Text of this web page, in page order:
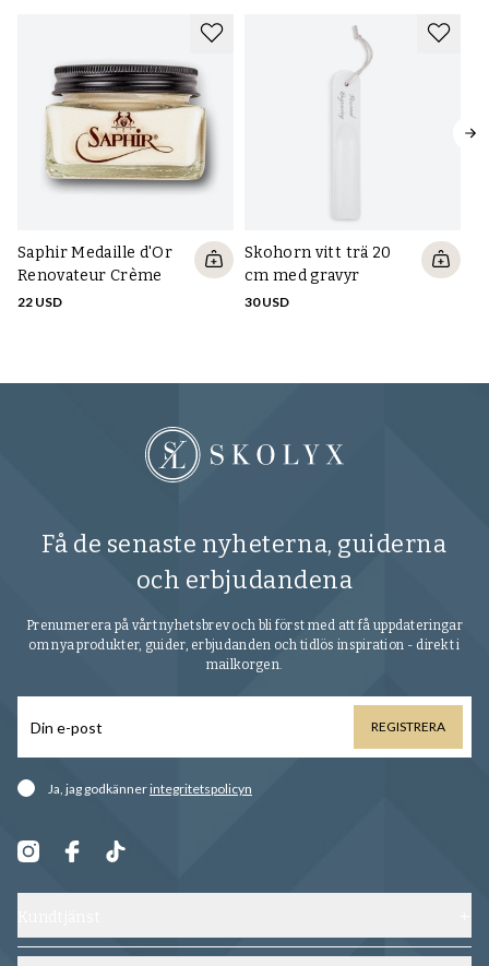
Saphir Medaille d'Or
Renovateur Crème
22 USD
Skohorn vitt trä 20
cm med gravyr
30 USD
Få de senaste nyheterna, guiderna
och erbjudandena
Prenumerera på vårt nyhetsbrev och bli först med att få uppdateringar
om nya produkter, guider, erbjudanden och tidlös inspiration - direkt i
mailkorgen.
REGISTRERA
Ja, jag godkännerintegritetspolicyn
Kontakta oss